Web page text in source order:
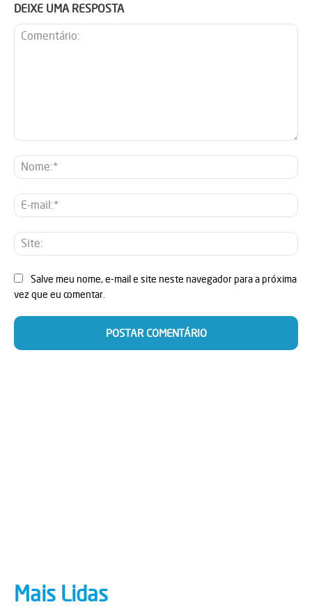
DEIXE UMA RESPOSTA
E-
Salve meu nome, e-mail e site neste navegador para a próxima
vez que eu comentar.
Mais Lidas